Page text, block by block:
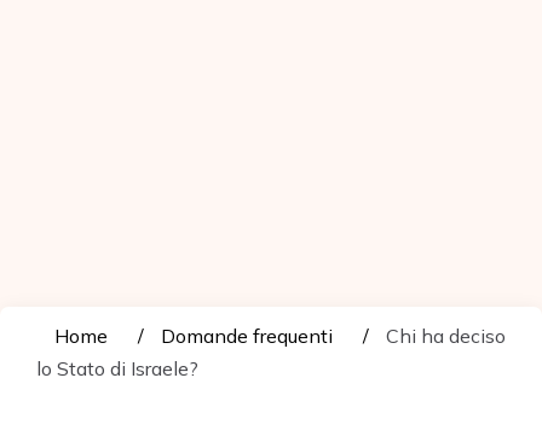
Home Domande frequenti
Chi ha deciso
lo Stato di Israele?